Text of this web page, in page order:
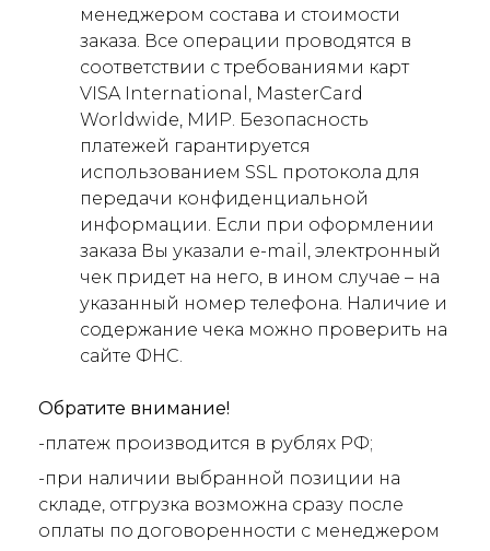
менеджером состава и стоимости
заказа. Все операции проводятся в
соответствии с требованиями карт
VISA International, MasterCard
Worldwide, МИР. Безопасность
платежей гарантируется
использованием SSL протокола для
передачи конфиденциальной
информации. Если при оформлении
заказа Вы указали e-mail, электронный
чек придет на него, в ином случае – на
указанный номер телефона. Наличие и
содержание чека можно проверить на
сайте ФНС.
Обратите внимание!
-платеж производится в рублях РФ;
-при наличии выбранной позиции на
складе, отгрузка возможна сразу после
оплаты по договоренности с менеджером